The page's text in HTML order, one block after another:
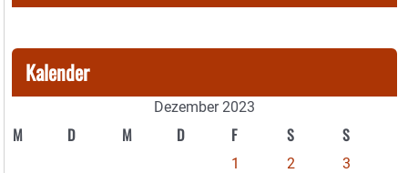
Kalender
Dezember 2023
M D M D F S S
1 2
3